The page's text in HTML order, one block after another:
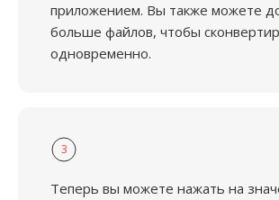
приложением. Вы также можете
больше файлов, чтобы
одновременно.
3
Теперь вы можете нажать на